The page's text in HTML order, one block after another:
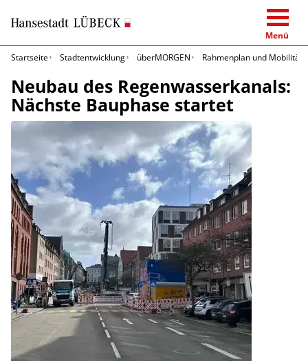
Menü
Startseite
Stadtentwicklung überMORGEN Rahmenplan und
Neubau des Regenwasserkanals:
Nächste Bauphase startet